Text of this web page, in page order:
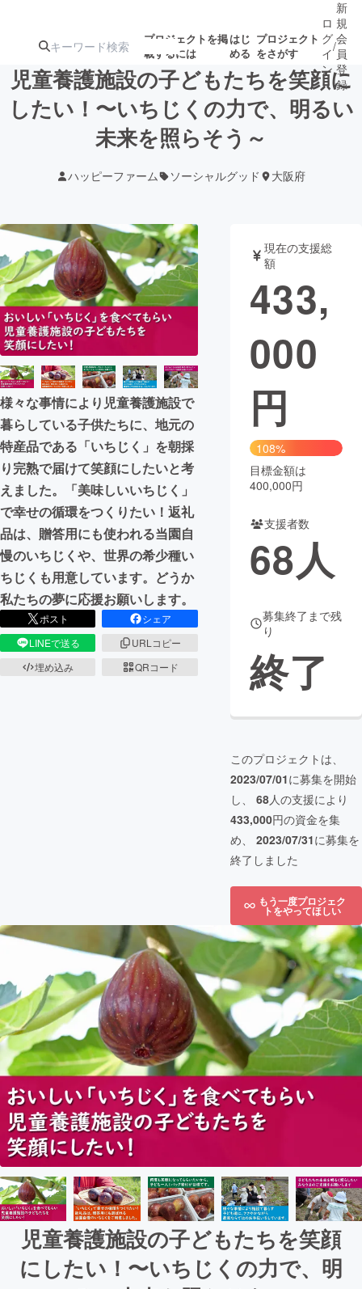
プロジェクトを掲
載するには
はじ
める
プロジェクト
をさがす
注目のリ 注目の新着プロ
ジェクト
募集終了が近いプ
ロジェクト
テクノロジー・ガジェット
映像・映画 書籍・雑誌
チャレンジ
まちづくり・地域活性化
CAMPFIRE for Social Good
CAMPFIRE Creation
CAMPFIREふるさと納税machi-ya コミュニティ
ロ
グ
イ
ン
/
新
規
会
員
登
録
児童養護施設の子どもたちを笑顔に
したい！〜いちじくの力で、明るい
未来を照らそう～
ハッピーファーム ソーシャルグッド 大阪府
様々な事情により児童養護施設で
暮らしている子供たちに、地元の
特産品である「いちじく」を朝採
り完熟で届けて笑顔にしたいと考
えました。「美味しいいちじく」
で幸せの循環をつくりたい！返礼
品は、贈答用にも使われる当園自
慢のいちじくや、世界の希少種い
ちじくも用意しています。どうか
私たちの夢に応援お願いします。
ポスト
シェア
LINEで送る
URLコピー
埋め込み
QRコード
現在の支援総
額
433,
000
円
108%
目標金額は
400,000円
支援者数
68人
募集終了まで残
り
終了
このプロジェクトは、
2023/07/01に募集を開始
し、 68人の支援により
433,000円の資金を集
め、 2023/07/31に募集を
終了しました
もう一度プロジェク
トをやってほしい
児童養護施設の子どもたちを笑顔
にしたい！〜いちじくの力で、明